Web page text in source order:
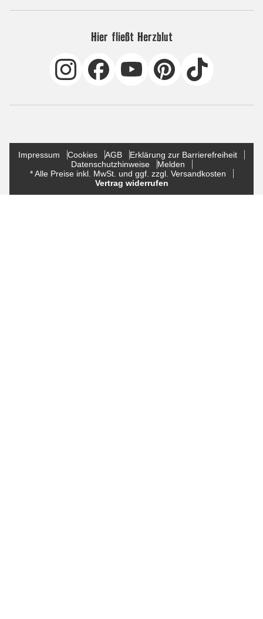
Hier fließt Herzblut
Impressum Cookies AGB
Erklärung zur Barrierefreiheit
Datenschutzhinweise
Melden
* Alle Preise inkl. MwSt. und ggf. zzgl. Versandkosten
Vertrag widerrufen